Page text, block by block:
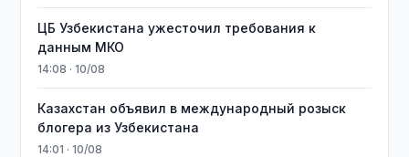
ЦБ Узбекистана ужесточил требования к
данным МКО
14:08 · 10/08
Казахстан объявил в международный розыск
блогера из Узбекистана
14:01 · 10/08